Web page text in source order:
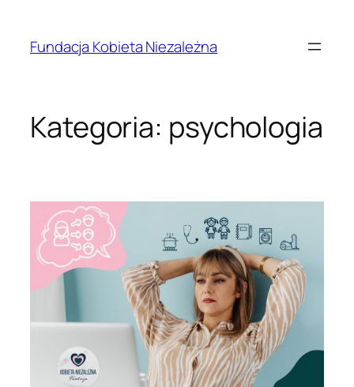
treściFundacja Kobieta Niezależna
Kategoria: psychologia